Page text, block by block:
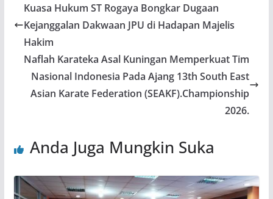
Kuasa Hukum ST Rogaya Bongkar Dugaan
Kejanggalan Dakwaan JPU di Hadapan Majelis
Hakim
Naflah Karateka Asal Kuningan Memperkuat Tim
Nasional Indonesia Pada Ajang 13th South East
Asian Karate Federation (SEAKF).Championship
2026.
Anda Juga Mungkin Suka